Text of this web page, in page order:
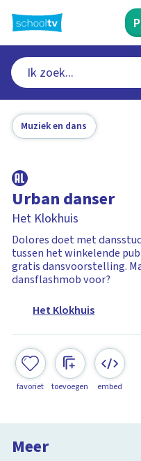
naar
hoofdinhoud
Muziek en dans
Urban danser
Het Klokhuis
Dolores doet met
tussen het winkelende
gratis dansvoorstelling.
dansflashmob voor?
Het Klokhuis
favoriet toevoegen embed
Meer